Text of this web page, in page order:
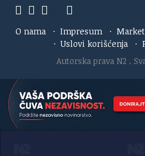
O nama · Impresum ·
· Uslovi korišćenja ·
Autorska prava N2 .